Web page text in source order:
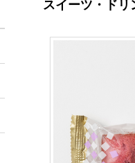
スイーツ・ドリ